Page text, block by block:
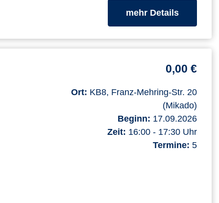
mehr Detailszum
0,00 €
Ort: KB8, Franz-Mehring-Str. 20
(Mikado)
Beginn: 17.09.2026
Zeit: 16:00 - 17:30 Uhr
Termine: 5